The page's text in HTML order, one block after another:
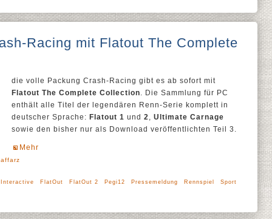
Racing mit Flatout The Complete
die volle Packung Crash-Racing gibt es ab sofort mit
Flatout The Complete Collection. Die Sammlung für PC
enthält alle Titel der legendären Renn-Serie komplett in
deutscher Sprache: Flatout 1 und 2, Ultimate Carnage
sowie den bisher nur als Download veröffentlichten Teil 3.
Mehr
FlatOut FlatOut 2 Pegi12 Pressemeldung Rennspiel Sport